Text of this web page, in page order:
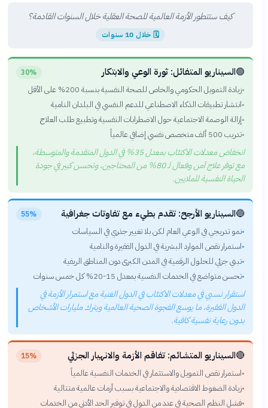
كيف ستتطور الأزمة العالمية للصحة العقلية خلال السنوات القادمة؟
🗓 خلال 10 سنوات
🟢السيناريو المتفائل: ثورة الوعي والابتكار 30%
•زيادة التمويل الحكومي والخاص للصحة النفسية بنسبة 200% على الأقل
•انتشار تطبيقات الذكاء الاصطناعي للدعم النفسي في البلدان النامية
•إزالة الوصمة الاجتماعية حول الاضطرابات النفسية وتطبيع طلب العلاج
•تدريب 500 ألف متخصص نفسي إضافي عالمياً
انخفاض معدلات الاكتئاب بمعدل 35% في الدول المتقدمة والمتوسطة،
مع توفر علاج آمن وفعال لـ 80% من المحتاجين، وتحسن كبير في جودة
الحياة النفسية للملايين.
🔵السيناريو الأرجح: تقدم بطيء مع تفاوتات جغرافية 55%
•نمو تدريجي في الوعي العام لكن بلا تغيير جذري في السياسات
•استمرار نقص الموارد البشرية في الدول الفقيرة والنامية
•تبني جزئي للحلول الرقمية في المدن الكبرى دون المناطق الريفية
•تحسن متواضع في الخدمات النفسية بمعدل 15-20% كل خمس سنوات
استقرار نسبي في معدلات الاكتئاب في الدول الغنية مع استمرار الأزمة في
الدول الفقيرة، ما يوسع الفجوة الصحية العالمية ويترك مليارات الأشخاص
بدون رعاية نفسية كافية.
🔴السيناريو المتشائم: تفاقم الأزمة والانهيار الجزئي 15%
•استمرار نقص التمويل والاستثمار في الخدمات النفسية عالمياً
•زيادة الضغوط الاقتصادية والاجتماعية بسبب أزمات عالمية متتالية
•فشل النظم الصحية في عدد من الدول في توفير الحد الأدنى من الخدمات